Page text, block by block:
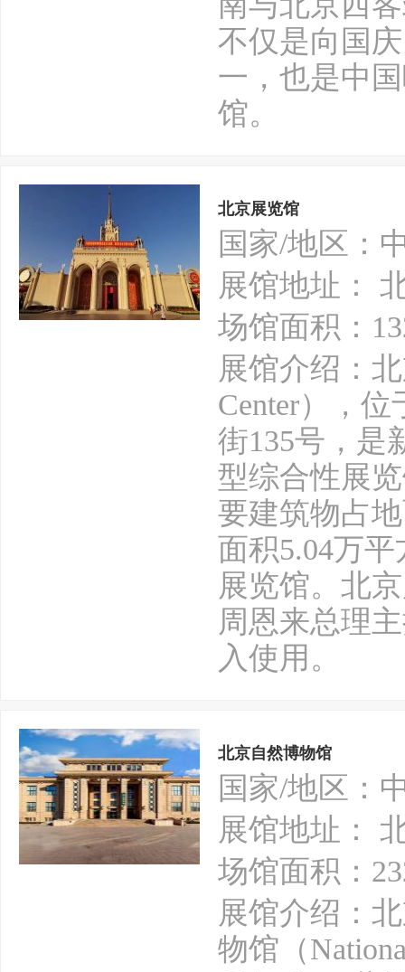
不仅是向国
一，也是中
馆。
北京展览馆
国家/地区：
展馆地址：
场馆面积：
展馆介绍：
Center），
街135号，是
型综合性展
要建筑物占
面积5.04万
展览馆。北
周恩来总理
入使用。
北京自然博物馆
国家/地区：
展馆地址：
场馆面积：
展馆介绍：
物馆（